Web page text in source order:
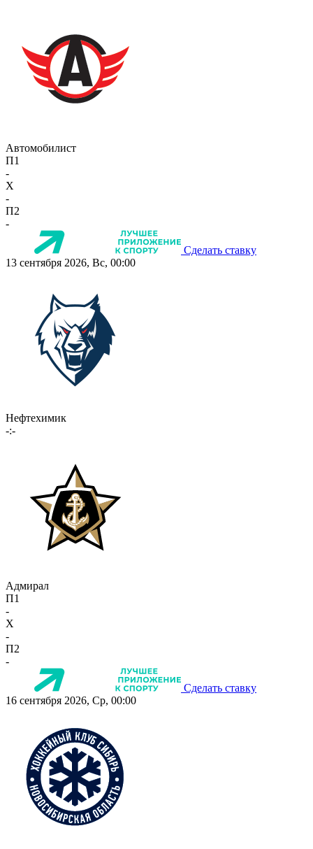
Автомобилист
П1
-
X
-
П2
-
Сделать ставку
13 сентября 2026, Вс, 00:00
Нефтехимик
-:-
Адмирал
П1
-
X
-
П2
-
Сделать ставку
16 сентября 2026, Ср, 00:00